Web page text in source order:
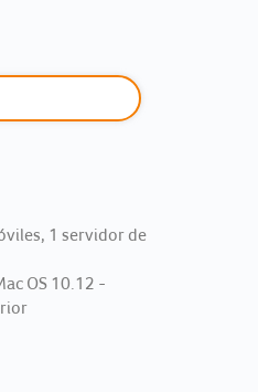
1 servidor de
OS 10.12 -